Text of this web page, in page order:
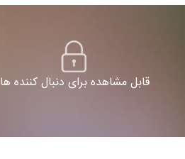
قابل مشاهده برای دنبال کننده ها